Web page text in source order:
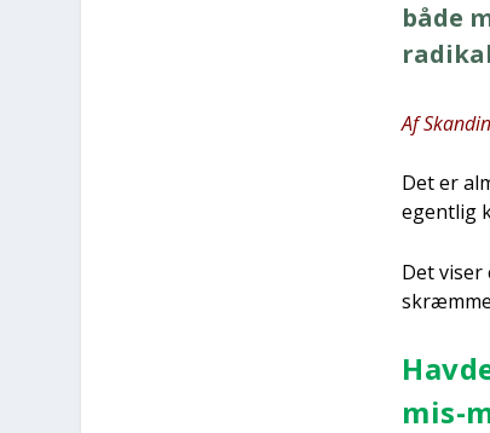
både
Af
Det er
egent­lig
Det
mis-